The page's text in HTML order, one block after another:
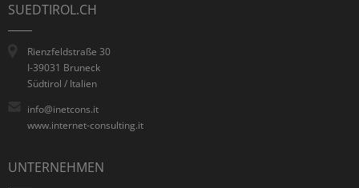
SUEDTIROL.CH
Rienzfeldstraße 30
I-39031 Bruneck
Südtirol / Italien
info@inetcons.it
www.internet-consulting.it
UNTERNEHMEN